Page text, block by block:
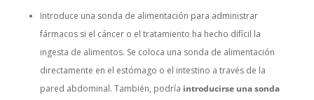
Introduce una sonda de alimentación para administrar
fármacos si el cáncer o el tratamiento ha hecho difícil la
ingesta de alimentos. Se coloca una sonda de alimentación
directamente en el estómago o el intestino a través de la
pared abdominal. También, podría introducirse una sonda